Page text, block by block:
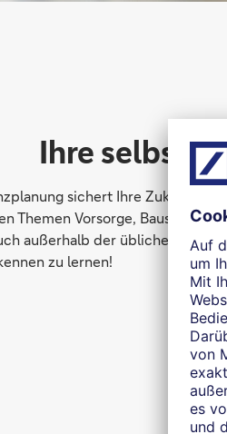
Ihre
sichert Ihre Zukunft.
Themen Vorsorge,
außerhalb der üblichen
zu lernen!